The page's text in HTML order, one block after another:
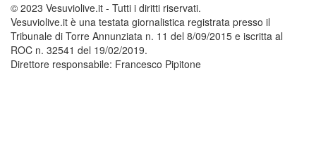
© 2023 Vesuviolive.it - Tutti i diritti riservati.
Vesuviolive.it è una testata giornalistica registrata presso il
Tribunale di Torre Annunziata n. 11 del 8/09/2015 e iscritta al
ROC n. 32541 del 19/02/2019.
Direttore responsabile: Francesco Pipitone